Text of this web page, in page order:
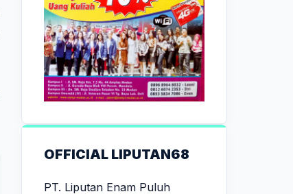
OFFICIAL LIPUTAN68
PT. Liputan Enam Puluh